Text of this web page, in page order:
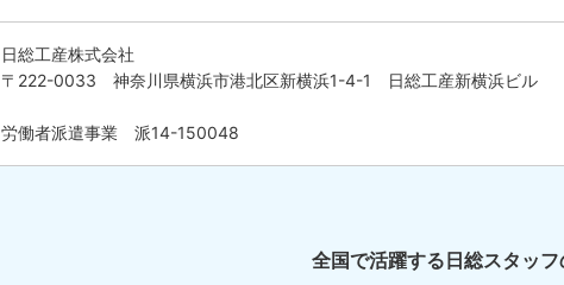
日総工産株式会社
〒222-0033 神奈川県横浜市港北区新横浜1-4-1 日総工産新横浜ビル
労働者派遣事業 派14-150048
全国で活躍する日総スタッ